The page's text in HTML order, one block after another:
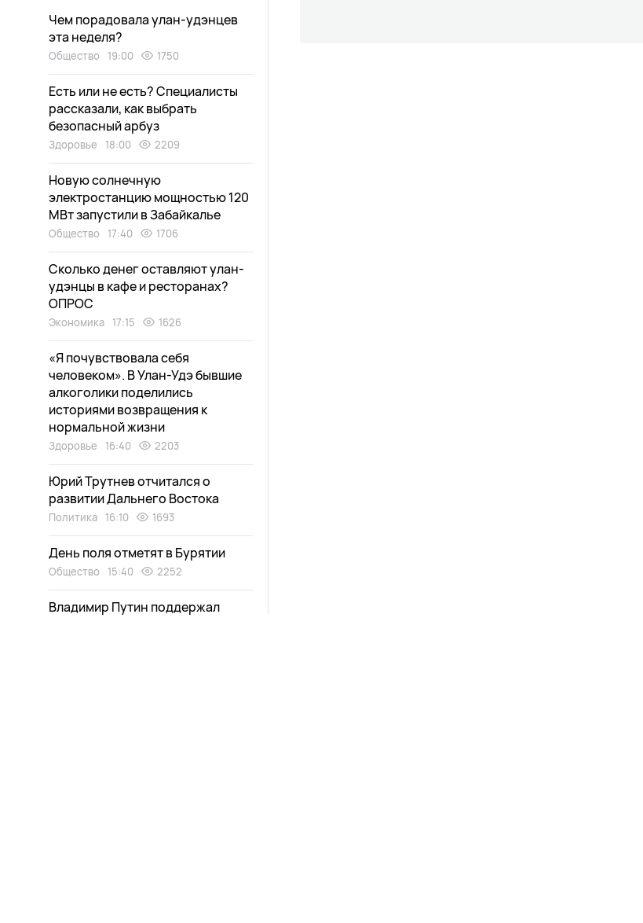
Чем порадовала улан-удэнцев
эта неделя?
Общество 19:00 1750
Есть или не есть? Специалисты
рассказали, как выбрать
безопасный арбуз
Здоровье 18:00 2209
Новую солнечную
электростанцию мощностью 120
МВт запустили в Забайкалье
Общество 17:40 1706
Сколько денег оставляют улан-
удэнцы в кафе и ресторанах?
ОПРОС
Экономика 17:15 1626
«Я почувствовала себя
человеком». В Улан-Удэ бывшие
алкоголики поделились
историями возвращения к
нормальной жизни
Здоровье 16:40 2203
Юрий Трутнев отчитался о
развитии Дальнего Востока
Политика 16:10 1693
День поля отметят в Бурятии
Общество 15:40 2252
Владимир Путин поддержал